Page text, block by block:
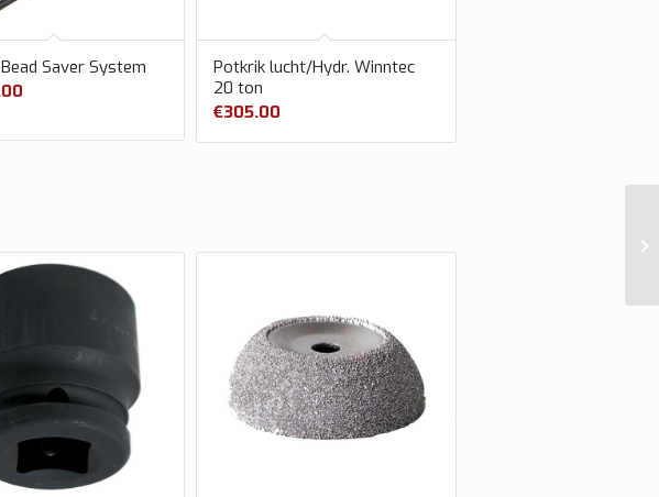
Saver System
Potkrik lucht/Hydr. Winntec
20 ton
€305.00